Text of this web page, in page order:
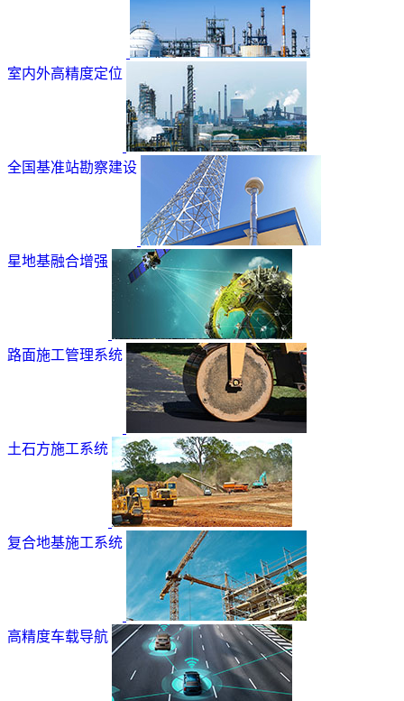
室内外高精度定位
全国基准站勘察建设
星地基融合增强
路面施工管理系统
土石方施工系统
复合地基施工系统
高精度车载导航